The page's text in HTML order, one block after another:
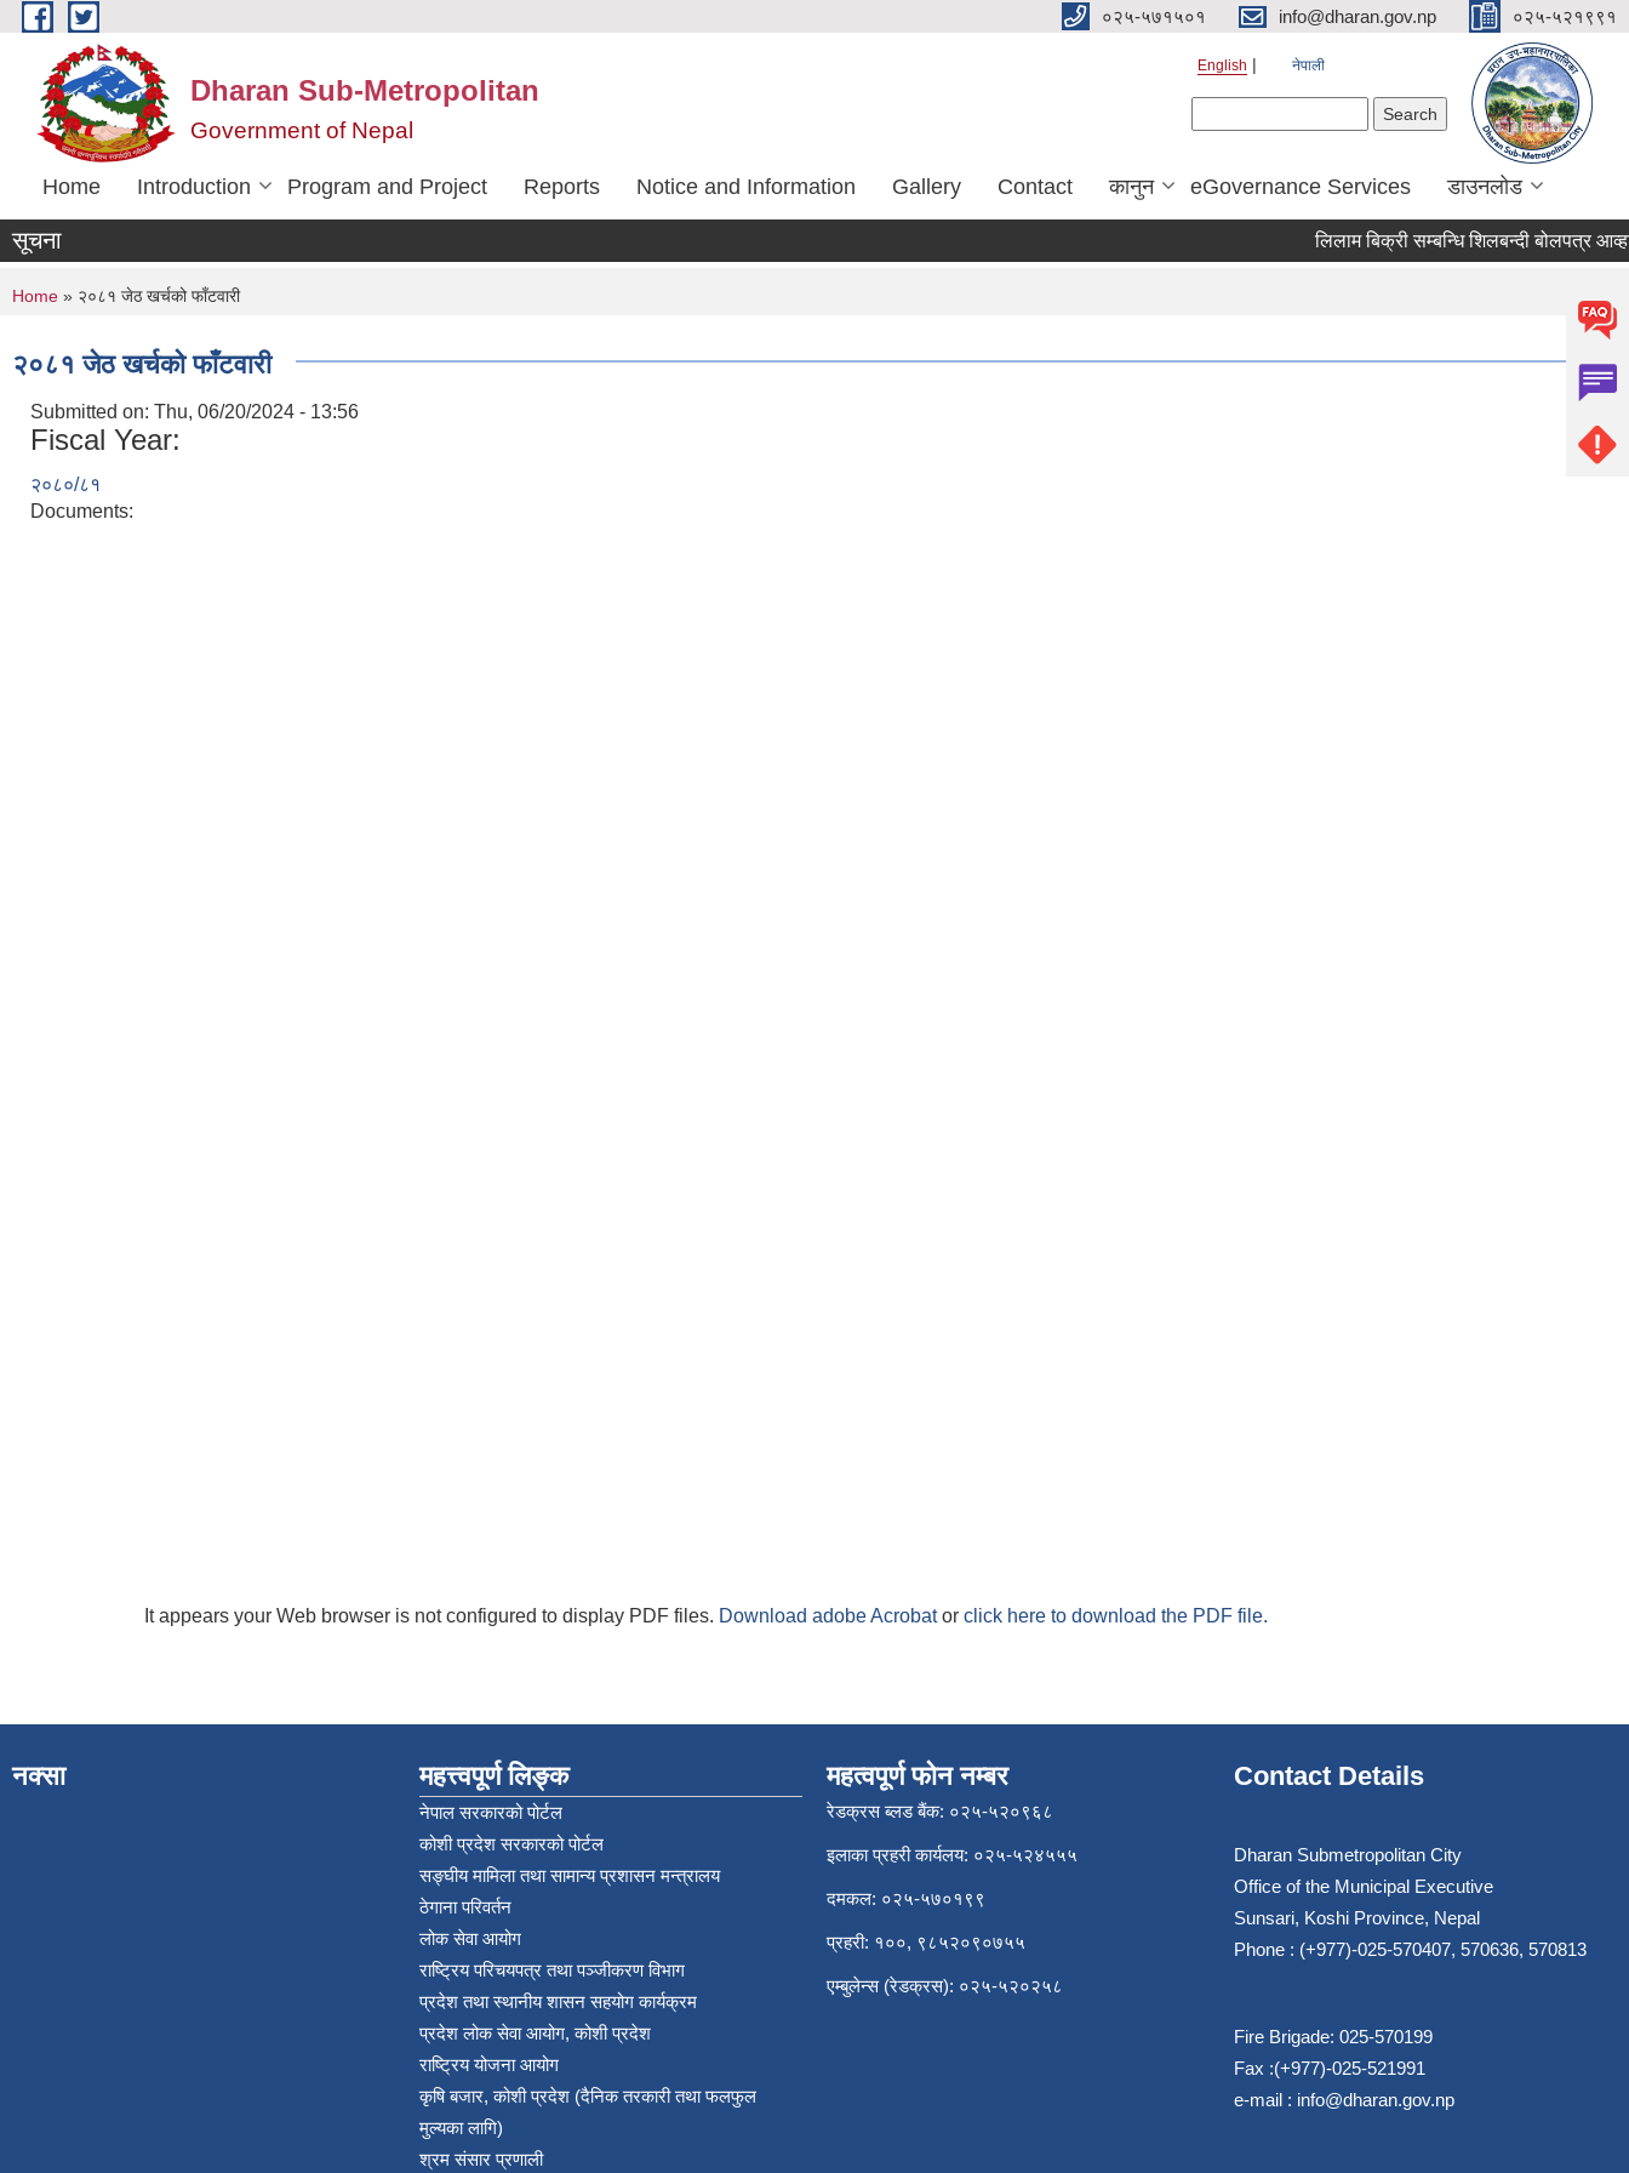
Skip to main content ०२५-५७१५०१ info@dharan.gov.np ०२५-५२१९९१
Dharan Sub-Metropolitan
Government of Nepal
English नेपाली
Home Introduction Program and Project Reports Notice and Information Gallery Contact कानुन eGovernance Services डाउनलोड
सूचना लिलाम बिक्री
You are here
Home » २०८१ जेठ खर्चको फाँटवारी
२०८१ जेठ खर्चको फाँटवारी
Submitted on: Thu, 06/20/2024 - 13:56
Fiscal Year:
२०८०/८१
Documents:
It appears your Web browser is not configured to display PDF files. Download adobe Acrobator click here to download the PDF file.
नक्सा महत्त्वपूर्ण लिङ्क
नेपाल सरकारको पोर्टल
कोशी प्रदेश सरकारको पोर्टल
सङ्‍घीय मामिला तथा सामान्य प्रशासन मन्त्रालय
ठेगाना परिवर्तन
लोक सेवा आयोग
राष्ट्रिय परिचयपत्र तथा पञ्‍जीकरण विभाग
प्रदेश तथा स्थानीय शासन सहयोग कार्यक्रम
प्रदेश लोक सेवा आयोग, कोशी प्रदेश
राष्ट्रिय योजना आयोग
कृषि बजार, कोशी प्रदेश (दैनिक तरकारी तथा फलफुल
मुल्यका लागि)
श्रम संसार प्रणाली
महत्वपूर्ण फोन नम्बर
रेडक्रस ब्लड बैंक: ०२५-५२०९६८
इलाका प्रहरी कार्यलय: ०२५-५२४५५५
दमकल: ०२५-५७०१९९
प्रहरी: १००, ९८५२०९०७५५
एम्बुलेन्स (रेडक्रस): ०२५-५२०२५८
Contact Details
Dharan Submetropolitan City
Office of the Municipal Executive
Sunsari, Koshi Province, Nepal
Phone : (+977)-025-570407, 570636, 570813
Fire Brigade: 025-570199
Fax :(+977)-025-521991
e-mail : info@dharan.gov.np